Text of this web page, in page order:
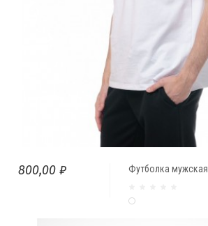
Футболка мужская
800,00 ₽
Белый